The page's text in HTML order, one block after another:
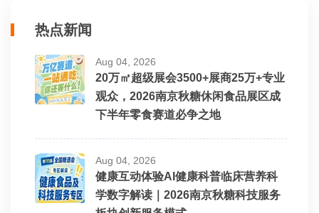
热点新闻
Aug 04, 2026
20万㎡超级展会3500+展商25万+专业
观众，2026南京秋糖休闲食品展区成
下半年零食赛道必争之地
Aug 04, 2026
健康互动体验AI健康科普临床营养科
学数字解读｜2026南京秋糖科技服务